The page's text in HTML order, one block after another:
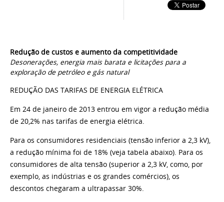
Redução de custos e aumentoda competitividade
Desonerações, energia mais barata e licitações para a
exploração de petróleo e gás natural
REDUÇÃO DAS TARIFAS DE ENERGIA ELÉTRICA
Em 24 de janeiro de 2013 entrou em vigor a redução média
de 20,2% nas tarifas de energia elétrica.
Para os consumidores residenciais (tensão inferior a 2,3 kV),
a redução mínima foi de 18% (veja tabela abaixo). Para os
consumidores de alta tensão (superior a 2,3 kV, como, por
exemplo, as indústrias e os grandes comércios), os
descontos chegaram a ultrapassar 30%.